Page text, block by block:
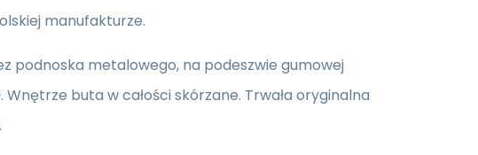
manufakturze.
podnoska metalowego, na podeszwie gumowej
buta w całości skórzane. Trwała oryginalna